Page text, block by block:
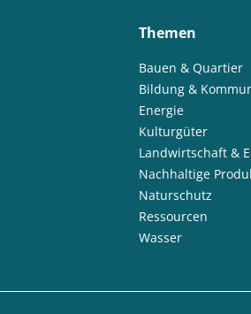
Themen
Bauen & Quartier
Bildung &
Energie
Kulturgüter
Landwirtschaft &
Nachhaltige
Naturschutz
Ressourcen
Wasser